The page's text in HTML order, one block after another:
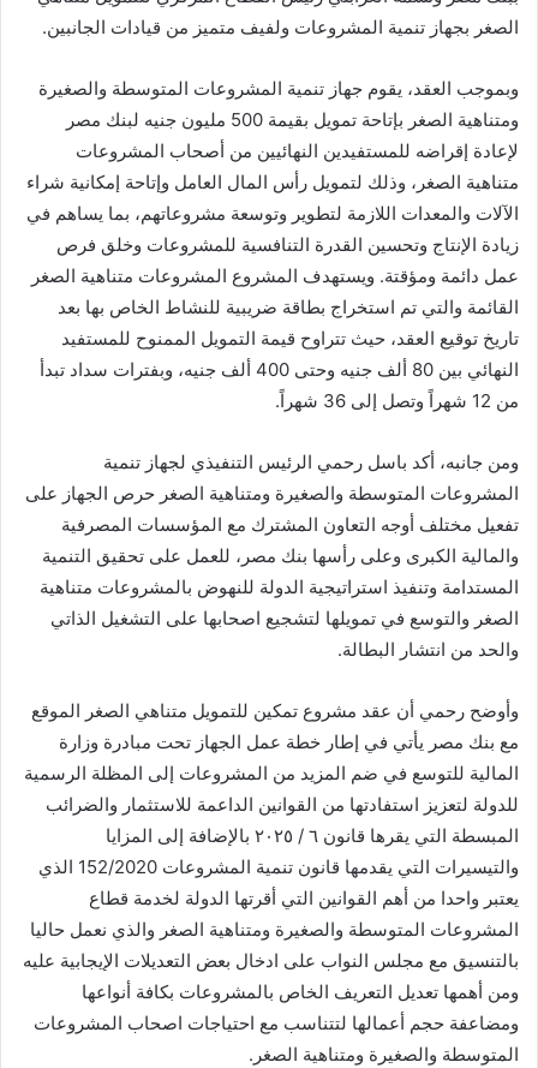
الصغر بجهاز تنمية المشروعات ولفيف متميز من قيادات الجانبين.
وبموجب العقد، يقوم جهاز تنمية المشروعات المتوسطة والصغيرة
ومتناهية الصغر بإتاحة تمويل بقيمة 500 مليون جنيه لبنك مصر
لإعادة إقراضه للمستفيدين النهائيين من أصحاب المشروعات
متناهية الصغر، وذلك لتمويل رأس المال العامل وإتاحة إمكانية شراء
الآلات والمعدات اللازمة لتطوير وتوسعة مشروعاتهم، بما يساهم في
زيادة الإنتاج وتحسين القدرة التنافسية للمشروعات وخلق فرص
عمل دائمة ومؤقتة. ويستهدف المشروع المشروعات متناهية الصغر
القائمة والتي تم استخراج بطاقة ضريبية للنشاط الخاص بها بعد
تاريخ توقيع العقد، حيث تتراوح قيمة التمويل الممنوح للمستفيد
النهائي بين 80 ألف جنيه وحتى 400 ألف جنيه، وبفترات سداد تبدأ
من 12 شهراً وتصل إلى 36 شهراً.
ومن جانبه، أكد باسل رحمي الرئيس التنفيذي لجهاز تنمية
المشروعات المتوسطة والصغيرة ومتناهية الصغر حرص الجهاز على
تفعيل مختلف أوجه التعاون المشترك مع المؤسسات المصرفية
والمالية الكبرى وعلى رأسها بنك مصر، للعمل على تحقيق التنمية
المستدامة وتنفيذ استراتيجية الدولة للنهوض بالمشروعات متناهية
الصغر والتوسع في تمويلها لتشجيع اصحابها على التشغيل الذاتي
والحد من انتشار البطالة.
وأوضح رحمي أن عقد مشروع تمكين للتمويل متناهي الصغر الموقع
مع بنك مصر يأتي في إطار خطة عمل الجهاز تحت مبادرة وزارة
المالية للتوسع في ضم المزيد من المشروعات إلى المظلة الرسمية
للدولة لتعزيز استفادتها من القوانين الداعمة للاستثمار والضرائب
المبسطة التي يقرها قانون ٦ / ٢٠٢٥ بالإضافة إلى المزايا
والتيسيرات التي يقدمها قانون تنمية المشروعات 152/2020 الذي
يعتبر واحدا من أهم القوانين التي أقرتها الدولة لخدمة قطاع
المشروعات المتوسطة والصغيرة ومتناهية الصغر والذي نعمل حاليا
بالتنسيق مع مجلس النواب على ادخال بعض التعديلات الإيجابية عليه
ومن أهمها تعديل التعريف الخاص بالمشروعات بكافة أنواعها
ومضاعفة حجم أعمالها لتتناسب مع احتياجات اصحاب المشروعات
المتوسطة والصغيرة ومتناهية الصغر.